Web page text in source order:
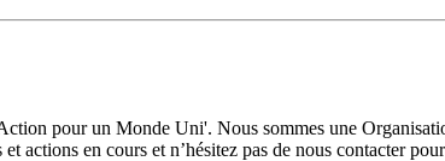
pour un Monde Uni'. Nous sommes une
actions en cours et n’hésitez pas de nous contacter